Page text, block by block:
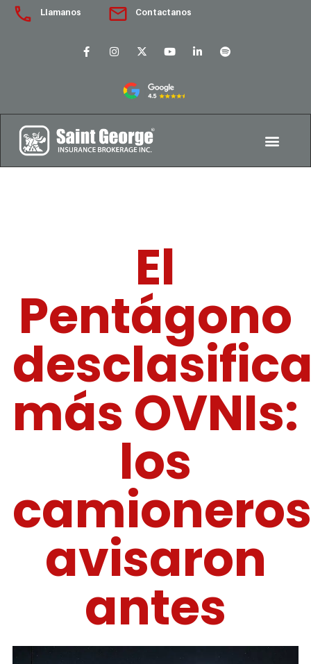
Llamanos Contactanos
El
Pentágono
más OVNIs:
los
camioneros
avisaron
antes